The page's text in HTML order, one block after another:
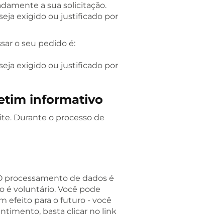
a sua solicitação.
exigido ou justificado por
o seu pedido é:
exigido ou justificado por
informativo
Durante o processo de
processamento de dados é
é voluntário. Você pode
efeito para o futuro - você
basta clicar no link